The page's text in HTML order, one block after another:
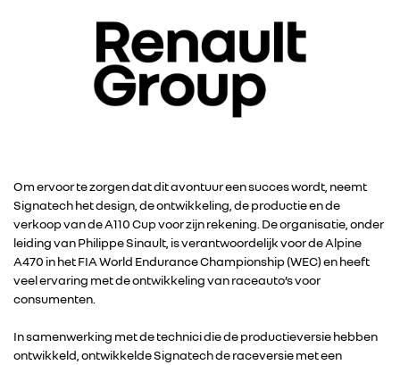
Om ervoor te zorgen dat dit avontuur een succes wordt, neemt
Signatech het design, de ontwikkeling, de productie en de
verkoop van de A110 Cup voor zijn rekening. De organisatie, onder
leiding van Philippe Sinault, is verantwoordelijk voor de Alpine
A470 in het FIA World Endurance Championship (WEC) en heeft
veel ervaring met de ontwikkeling van raceauto’s voor
consumenten.
In samenwerking met de technici die de productieversie hebben
ontwikkeld, ontwikkelde Signatech de raceversie met een